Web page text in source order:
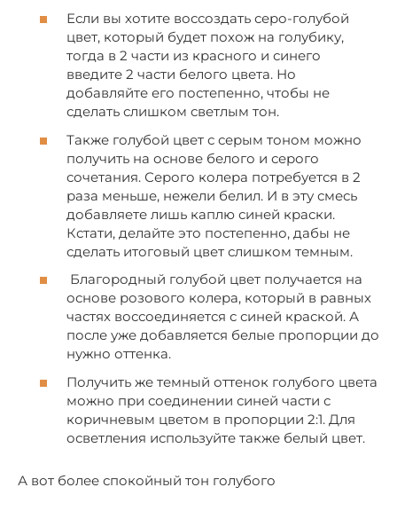
Если вы хотите воссоздать серо-голубой
цвет, который будет похож на голубику,
тогда в 2 части из красного и синего
введите 2 части белого цвета. Но
добавляйте его постепенно, чтобы не
сделать слишком светлым тон.
Также голубой цвет с серым тоном можно
получить на основе белого и серого
сочетания. Серого колера потребуется в 2
раза меньше, нежели белил. И в эту смесь
добавляете лишь каплю синей краски.
Кстати, делайте это постепенно, дабы не
сделать итоговый цвет слишком темным.
Благородный голубой цвет получается на
основе розового колера, который в равных
частях воссоединяется с синей краской. А
после уже добавляется белые пропорции до
нужно оттенка.
Получить же темный оттенок голубого цвета
можно при соединении синей части с
коричневым цветом в пропорции 2:1. Для
осветления используйте также белый цвет.
А вот более спокойный тон голубого